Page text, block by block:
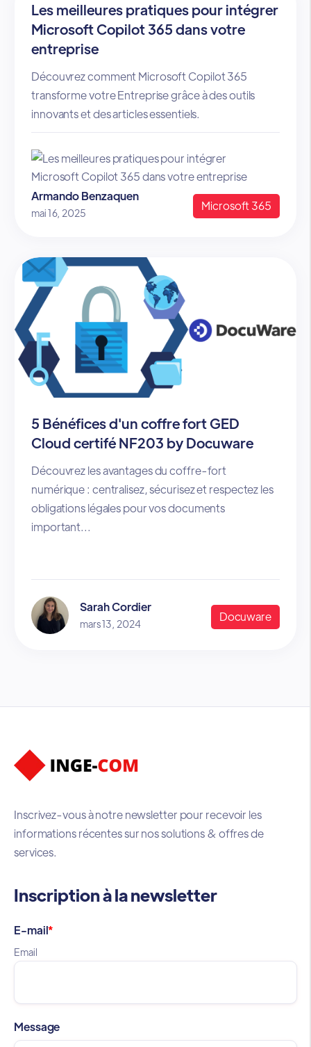
Les meilleures pratiques pour intégrer
Microsoft Copilot 365 dans votre
entreprise
Découvrez comment Microsoft Copilot 365
transforme votre Entreprise grâce à des outils
innovants et des articles essentiels.
Armando Benzaquen
mai 16, 2025 Microsoft 365
5 Bénéfices d'un coffre fort GED
Cloud certifé NF203 by Docuware
Découvrez les avantages du coffre-fort
numérique : centralisez, sécurisez et respectez les
obligations légales pour vos documents
important...
Sarah Cordier
mars 13, 2024 Docuware
Inscrivez-vous à notre newsletter pour recevoir les
informations récentes sur nos solutions & offres de
services.
Inscription à la newsletter
E-mail*
Email
Message